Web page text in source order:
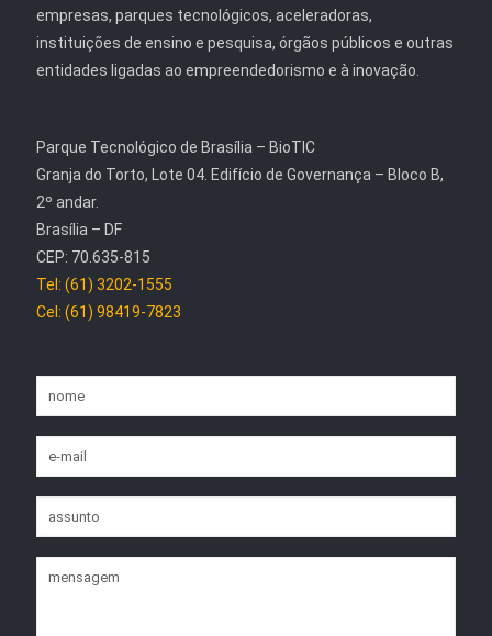
empresas, parques tecnológicos, aceleradoras,
instituições de ensino e pesquisa, órgãos públicos e outras
entidades ligadas ao empreendedorismo e à inovação.
Parque Tecnológico de Brasília – BioTIC
Granja do Torto, Lote 04. Edifício de Governança – Bloco B,
2º andar.
Brasília – DF
CEP: 70.635-815
Tel: (61) 3202-1555
Cel: (61) 98419-7823